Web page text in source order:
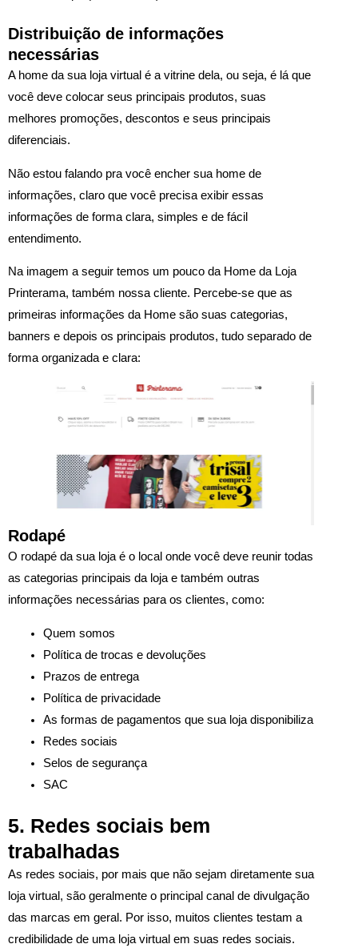
Distribuição de informações
necessárias
A home da sua loja virtual é a vitrine dela, ou seja, é lá que
você deve colocar seus principais produtos, suas
melhores promoções, descontos e seus principais
diferenciais.
Não estou falando pra você encher sua home de
informações, claro que você precisa exibir essas
informações de forma clara, simples e de fácil
entendimento.
Na imagem a seguir temos um pouco da Home da Loja
Printerama, também nossa cliente. Percebe-se que as
primeiras informações da Home são suas categorias,
banners e depois os principais produtos, tudo separado de
forma organizada e clara:
Rodapé
O rodapé da sua loja é o local onde você deve reunir todas
as categorias principais da loja e também outras
informações necessárias para os clientes, como:
Quem somos
Política de trocas e devoluções
Prazos de entrega
Política de privacidade
As formas de pagamentos que sua loja disponibiliza
Redes sociais
Selos de segurança
SAC
5. Redes sociais bem
trabalhadas
As redes sociais, por mais que não sejam diretamente sua
loja virtual, são geralmente o principal canal de divulgação
das marcas em geral. Por isso, muitos clientes testam a
credibilidade de uma loja virtual em suas redes sociais.